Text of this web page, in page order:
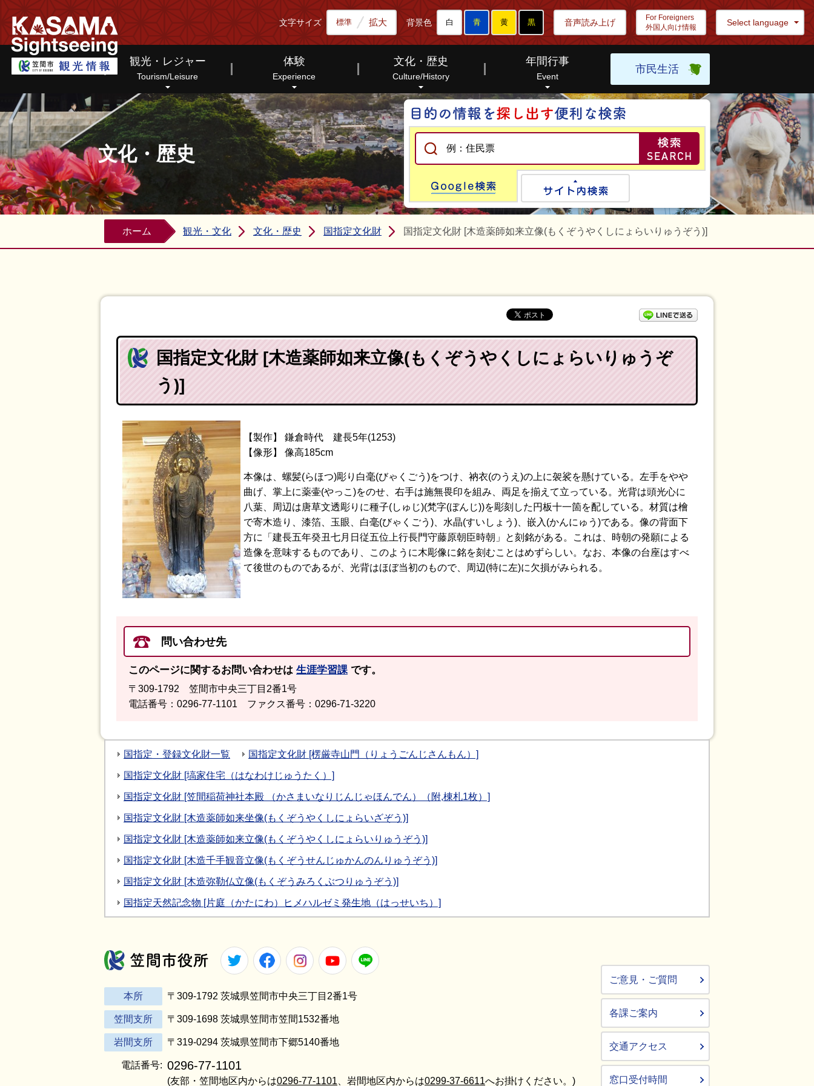
文字サイズ 標準 拡大 背景色 白 青 黄 黒 音声読み上げ
For Foreigners
外国人向け情報
Select language
観光・レジャー
Tourism/Leisure
体験
Experience
文化・歴史
Culture/History
年間行事
Event
市民生活
文化・歴史
目的の情報を探
Google検索
ホーム 観光・文化 文化・歴史 国指定文化財 国指定文化財 [木造薬師如来立像(もくぞうやくしにょらいりゅうぞう)]
国指定文化財 [木造薬師如来立像(もくぞうやくしにょらいりゅうぞ
う)]
【製作】 鎌倉時代 建長5年(1253)
【像形】 像高185cm
本像は、螺髪(らほつ)彫り白毫(びゃくごう)をつけ、衲衣(のうえ)の上に袈裟を懸けている。左手をやや
曲げ、掌上に薬壷(やっこ)をのせ、右手は施無畏印を組み、両足を揃えて立っている。光背は頭光心に
八葉、周辺は唐草文透彫りに種子(しゅじ)(梵字(ぼんじ))を彫刻した円板十一箇を配している。材質は檜
で寄木造り、漆箔、玉眼、白毫(びゃくごう)、水晶(すいしょう)、嵌入(かんにゅう)である。像の背面下
方に「建長五年癸丑七月日従五位上行長門守藤原朝臣時朝」と刻銘がある。これは、時朝の発願による
造像を意味するものであり、このように木彫像に銘を刻むことはめずらしい。なお、本像の台座はすべ
て後世のものであるが、光背はほぼ当初のもので、周辺(特に左)に欠損がみられる。
問い合わせ先
このページに関するお問い合わせは 生涯学習課 です。
〒309-1792 笠間市中央三丁目2番1号
電話番号：0296-77-1101 ファクス番号：0296-71-3220
国指定・登録文化財一覧 国指定文化財 [楞厳寺山門（りょうごんじさんもん）]
国指定文化財 [塙家住宅（はなわけじゅうたく）]
国指定文化財 [笠間稲荷神社本殿 （かさまいなりじんじゃほんでん）（附,棟札1枚）]
国指定文化財 [木造薬師如来坐像(もくぞうやくしにょらいざぞう)]
国指定文化財 [木造薬師如来立像(もくぞうやくしにょらいりゅうぞう)]
国指定文化財 [木造千手観音立像(もくぞうせんじゅかんのんりゅうぞう)]
国指定文化財 [木造弥勒仏立像(もくぞうみろくぶつりゅうぞう)]
国指定天然記念物 [片庭（かたにわ）ヒメハルゼミ発生地（はっせいち）]
笠間市役所Twitter FacebookInstagramYoutube
本所 〒309-1792 茨城県笠間市中央三丁目2番1号
笠間支所 〒309-1698 茨城県笠間市笠間1532番地
岩間支所 〒319-0294 茨城県笠間市下郷5140番地
電話番号: 0296-77-1101
(友部・笠間地区内からは0296-77-1101 、岩間地区内からは0299-37-6611へお掛けください。)
ご意見・ご質問
各課ご案内
交通アクセス
窓口受付時間